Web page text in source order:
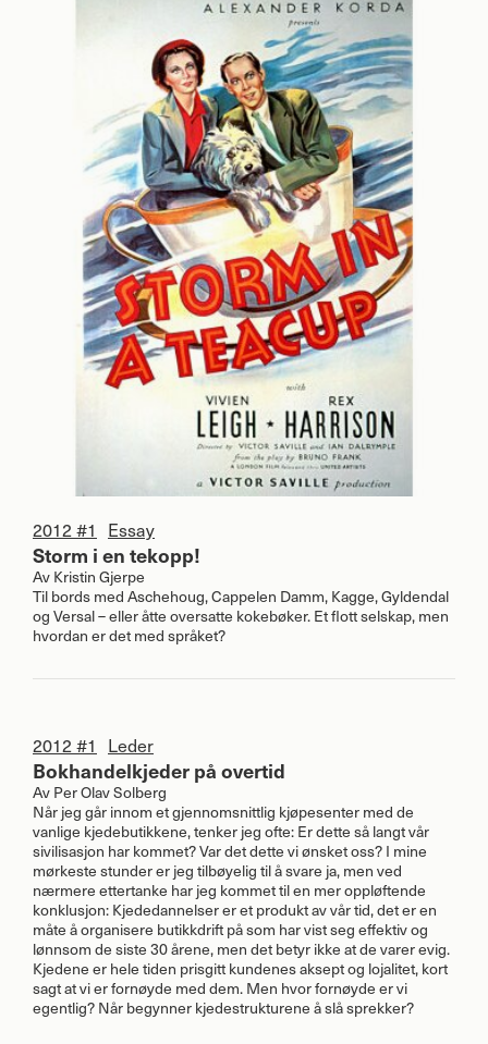
2012 #1 Essay
Storm i en tekopp!
Av Kristin Gjerpe
Til bords med Aschehoug, Cappelen Damm, Kagge, Gyldendal
og Versal – eller åtte oversatte kokebøker. Et flott selskap, men
hvordan er det med språket?
2012 #1 Leder
Bokhandelkjeder på overtid
Av Per Olav Solberg
Når jeg går innom et gjennomsnittlig kjøpesenter med de
vanlige kjedebutikkene, tenker jeg ofte: Er dette så langt vår
sivilisasjon har kommet? Var det dette vi ønsket oss? I mine
mørkeste stunder er jeg tilbøyelig til å svare ja, men ved
nærmere ettertanke har jeg kommet til en mer oppløftende
konklusjon: Kjededannelser er et produkt av vår tid, det er en
måte å organisere butikkdrift på som har vist seg effektiv og
lønnsom de siste 30 årene, men det betyr ikke at de varer evig.
Kjedene er hele tiden prisgitt kundenes aksept og lojalitet, kort
sagt at vi er fornøyde med dem. Men hvor fornøyde er vi
egentlig? Når begynner kjedestrukturene å slå sprekker?